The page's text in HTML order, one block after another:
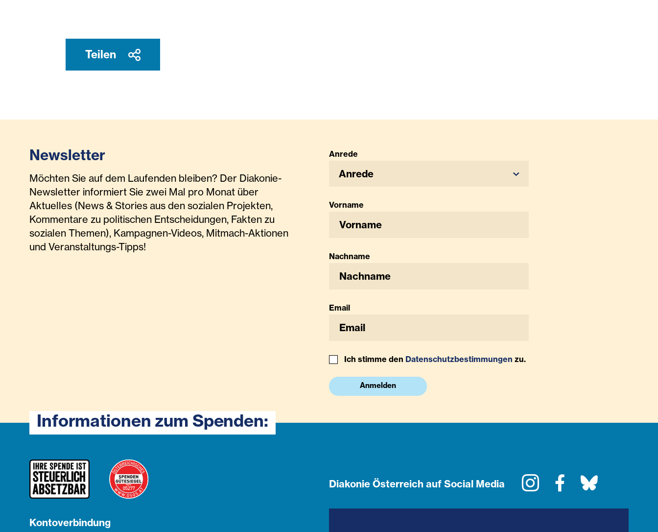
Teilen
Newsletter
Möchten Sie auf dem Laufenden bleiben? Der Diakonie-
Newsletter informiert Sie zwei Mal pro Monat über
Aktuelles (News & Stories aus den sozialen Projekten,
Kommentare zu politischen Entscheidungen, Fakten zu
sozialen Themen), Kampagnen-Videos, Mitmach-Aktionen
und Veranstaltungs-Tipps!
Anrede
Anrede
Vorname
Nachname
Email
Ich stimme den Datenschutzbestimmungen zu.
Anmelden
Informationen zum Spenden:
Kontoverbindung
Diakonie Österreich auf Social Media InstagramFacebook